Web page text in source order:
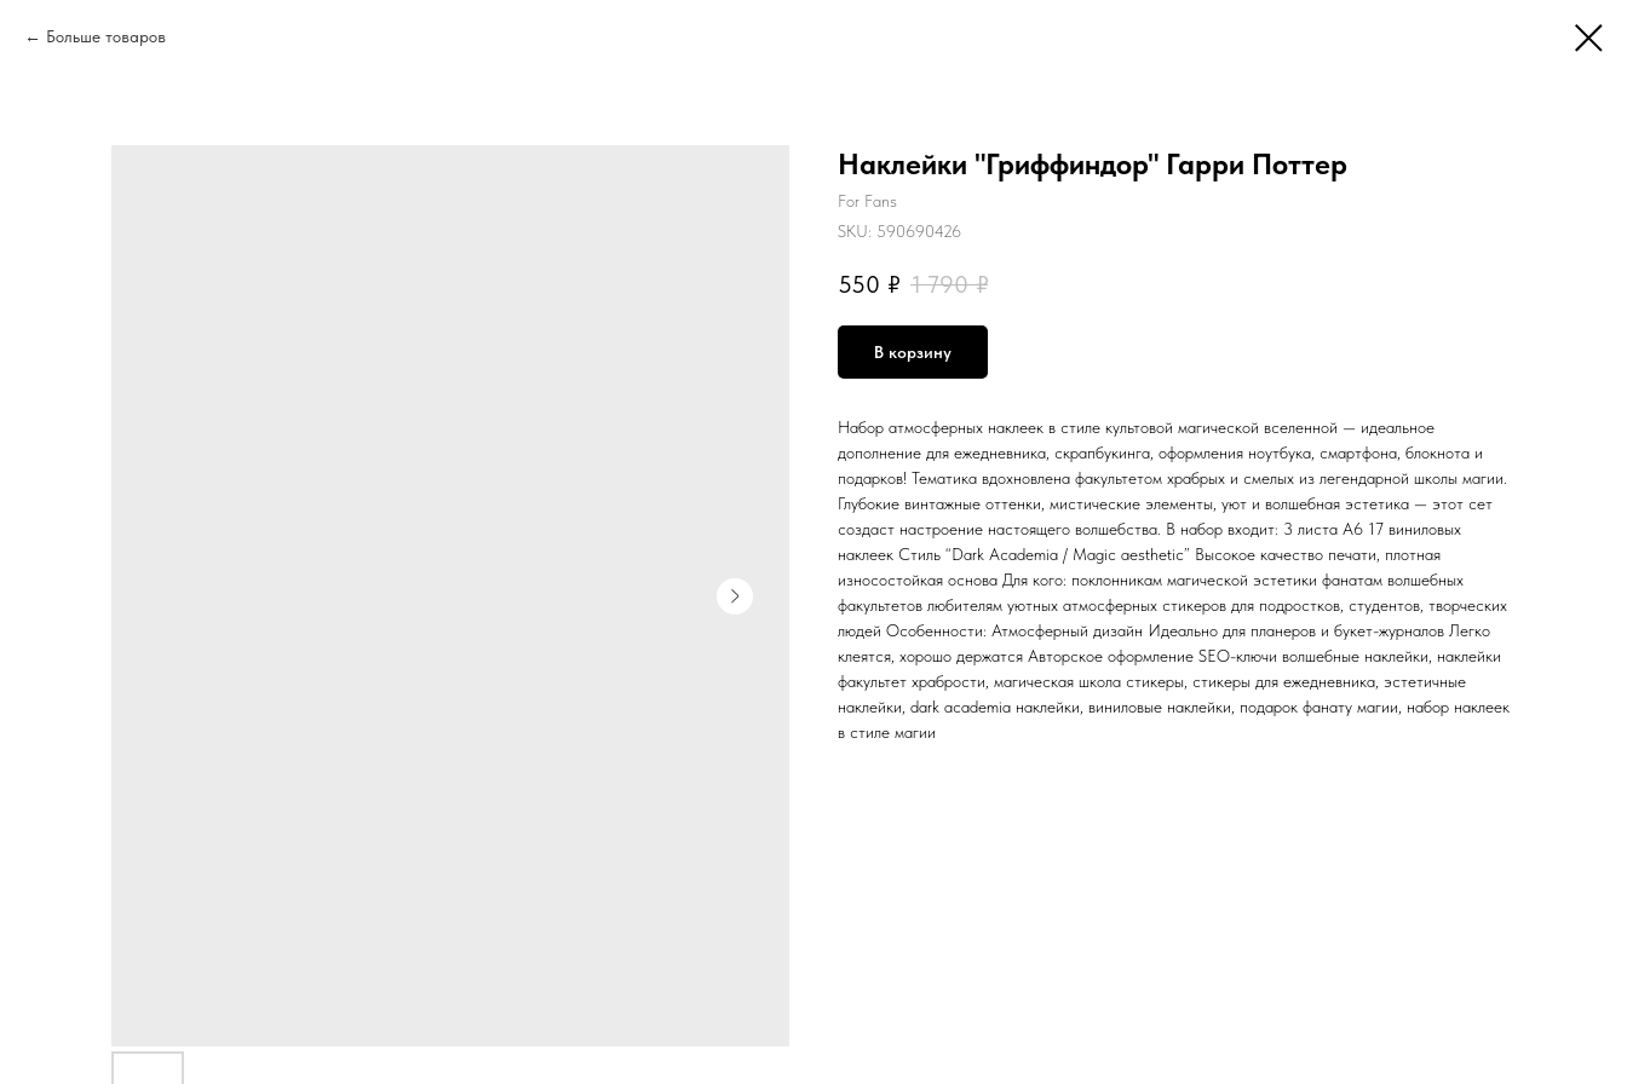
Больше товаров
Наклейки "Гриффиндор" Гарри Поттер
For Fans
SKU: 590690426
550 ₽ 1 790 ₽
В корзину
Набор атмосферных наклеек в стиле культовой магической вселенной — идеальное
дополнение для ежедневника, скрапбукинга, оформления ноутбука, смартфона, блокнота и
подарков! Тематика вдохновлена факультетом храбрых и смелых из легендарной школы магии.
Глубокие винтажные оттенки, мистические элементы, уют и волшебная эстетика — этот сет
создаст настроение настоящего волшебства. В набор входит: 3 листа А6 17 виниловых
наклеек Стиль “Dark Academia / Magic aesthetic” Высокое качество печати, плотная
износостойкая основа Для кого: поклонникам магической эстетики фанатам волшебных
факультетов любителям уютных атмосферных стикеров для подростков, студентов, творческих
людей Особенности: Атмосферный дизайн Идеально для планеров и букет-журналов Легко
клеятся, хорошо держатся Авторское оформление SEO-ключи волшебные наклейки, наклейки
факультет храбрости, магическая школа стикеры, стикеры для ежедневника, эстетичные
наклейки, dark academia наклейки, виниловые наклейки, подарок фанату магии, набор наклеек
в стиле магии